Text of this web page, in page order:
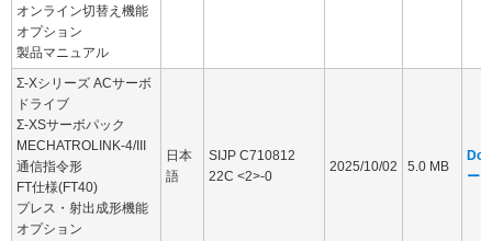
オンライン切替え機能
オプション
製品マニュアル
Σ-Xシリーズ ACサーボ
ドライブ
Σ-XSサーボパック
MECHATROLINK-4/III
通信指令形
FT仕様(FT40)
プレス・射出成形機能
オプション
日本
語
SIJP C710812
22C <2>-0
2025/10/02 5.0 MB
ージ